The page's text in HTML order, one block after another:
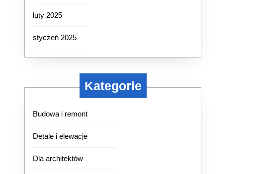
luty 2025
styczeń 2025
Kategorie
Budowa i remont
Detale i elewacje
Dla architektów